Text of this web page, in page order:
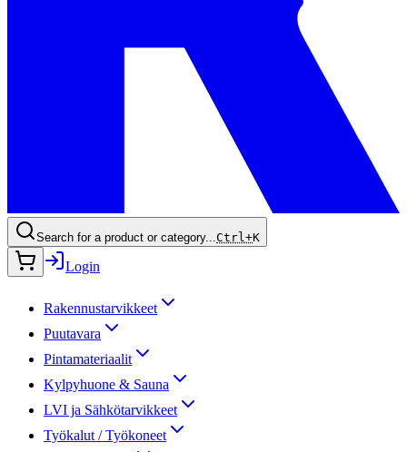
Search for a product or category...Ctrl+K
Login
Rakennustarvikkeet
Puutavara
Pintamateriaalit
Kylpyhuone & Sauna
LVI ja Sähkötarvikkeet
Työkalut / Työkoneet